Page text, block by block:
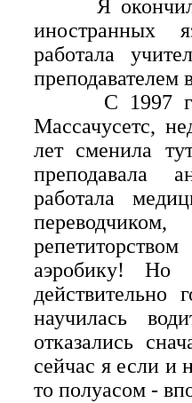
Я окончила
иностранных
работала
преподавателем
С 1997
Массачусетс,
лет сменила
преподавала
работала
аэробику! Но
научилась
отказались
сейчас я если и
то полуасом -